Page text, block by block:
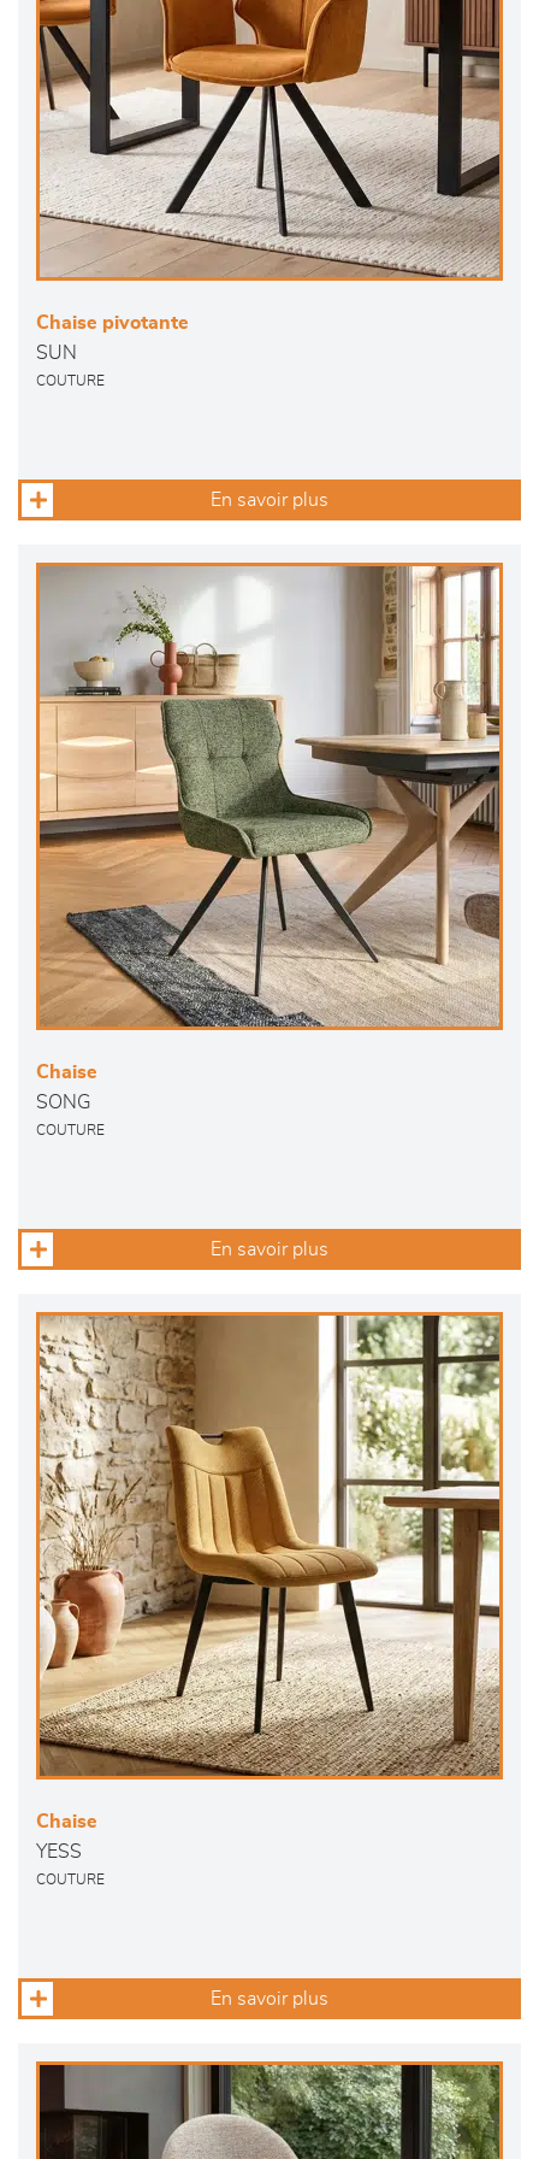
Chaise pivotante
SUN
COUTURE
En savoir plus
Chaise
SONG
COUTURE
En savoir plus
Chaise
YESS
COUTURE
En savoir plus